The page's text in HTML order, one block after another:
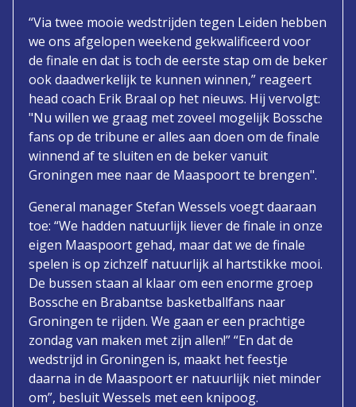
“Via twee mooie wedstrijden tegen Leiden hebben
we ons afgelopen weekend gekwalificeerd voor
de finale en dat is toch de eerste stap om de beker
ook daadwerkelijk te kunnen winnen,” reageert
head coach Erik Braal op het nieuws. Hij vervolgt:
"Nu willen we graag met zoveel mogelijk Bossche
fans op de tribune er alles aan doen om de finale
winnend af te sluiten en de beker vanuit
Groningen mee naar de Maaspoort te brengen".
General manager Stefan Wessels voegt daaraan
toe: “We hadden natuurlijk liever de finale in onze
eigen Maaspoort gehad, maar dat we de finale
spelen is op zichzelf natuurlijk al hartstikke mooi.
De bussen staan al klaar om een enorme groep
Bossche en Brabantse basketballfans naar
Groningen te rijden. We gaan er een prachtige
zondag van maken met zijn allen!” “En dat de
wedstrijd in Groningen is, maakt het feestje
daarna in de Maaspoort er natuurlijk niet minder
om”, besluit Wessels met een knipoog.